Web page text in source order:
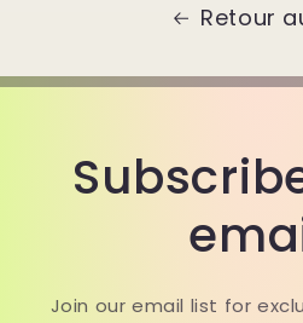
Retour
Join our email list for